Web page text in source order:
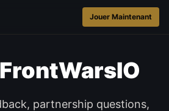
Jouer Maintenant
partnership questions,